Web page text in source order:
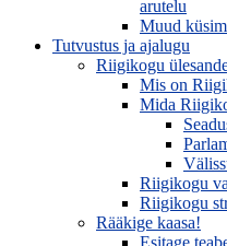
arutelu
Muud
Tutvustus ja ajalugu
Riigikogu
Mis on
Mida
Riigikogu
Riigikogu
Rääkige kaasa!
Esitage